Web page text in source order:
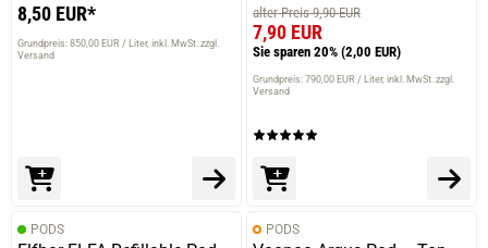
8,50 EUR*
Grundpreis: 850,00 EUR / Liter inkl. MwSt. zzgl.
Versand
alter Preis 9,90 EUR
7,90 EUR
Sie sparen 20% (2,00 EUR)
Grundpreis: 790,00 EUR / Liter inkl. MwSt. zzgl.
Versand
PODS PODS